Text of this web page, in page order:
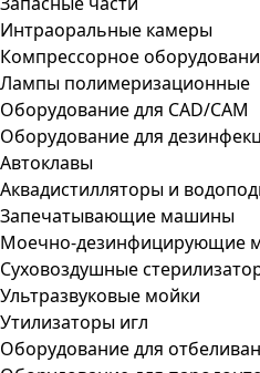
Интраоральные камеры
Компрессорное
Лампы полимеризационные
Оборудование для CAD/CAM
Оборудование для
Автоклавы
Аквадистилляторы и
Запечатывающие машины
Моечно-дезинфицирующие
Суховоздушные
Ультразвуковые мойки
Утилизаторы игл
Оборудование для